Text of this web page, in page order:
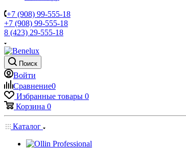
+7 (908) 99-555-18
+7 (908) 99-555-18
8 (423) 29-555-18
Поиск
Войти
Сравнение0
Избранные товары 0
Корзина 0
Каталог